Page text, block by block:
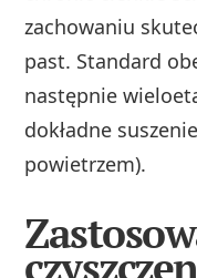
zachowaniu
past. Standard
następnie
dokładne
powietrzem).